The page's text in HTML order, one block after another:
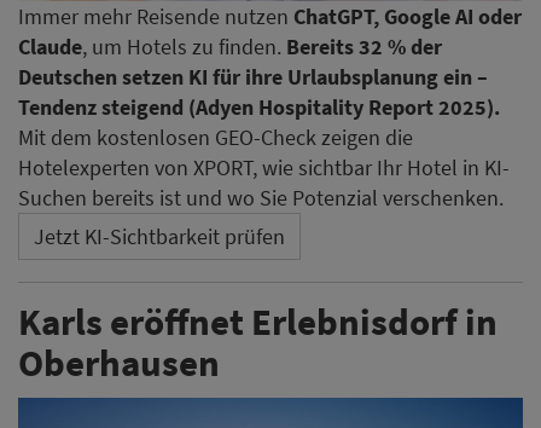
Immer mehr Reisende nutzen ChatGPT, Google AI oder
Claude, um Hotels zu finden. Bereits 32 % der
Deutschen setzen KI für ihre Urlaubsplanung ein –
Tendenz steigend (Adyen Hospitality Report 2025).
Mit dem kostenlosen GEO-Check zeigen die
Hotelexperten von XPORT, wie sichtbar Ihr Hotel in KI-
Suchen bereits ist und wo Sie Potenzial verschenken.
Jetzt KI-Sichtbarkeit prüfen
Karls eröffnet Erlebnisdorf in
Oberhausen